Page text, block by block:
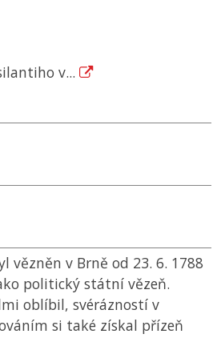
v...
vězněn v Brně od 23. 6. 1788
politický státní vězeň.
oblíbil, svérázností v
si také získal přízeň